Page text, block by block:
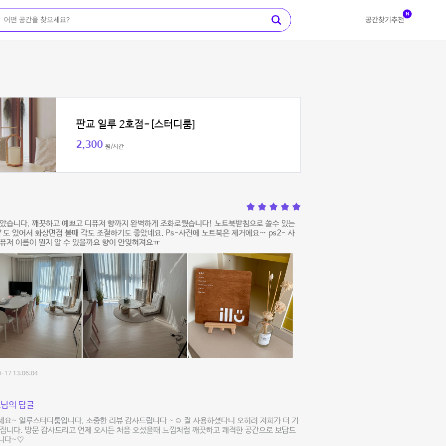
공간찾기 추천
N
판교 일루 2호점-[스터디룸]
2,300 원/시간
습니다. 깨끗하고 예쁘고 디퓨저 향까지 완벽하게 조화로웠습니다! 노트북받침으로 쓸수 있는
도 있어서 화상면접 볼때 각도 조절하기도 좋았네요. Ps-사진에 노트북은 제거에요… ps2- 사
저 이름이 뭔지 알 수 있을까요 향이 안잊혀져요ㅠ
17 13:06:04
의 답글
요~ 일루스터디룸입니다. 소중한 리뷰 감사드립니다 ~☺ 잘 사용하셨다니 오히려 저희가 더 기
니다. 방문 감사드리고 언제 오시든 처음 오셨을때 느낌처럼 깨끗하고 쾌적한 공간으로 보답드
다~♡